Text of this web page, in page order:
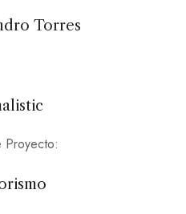
Torres
Proyecto: